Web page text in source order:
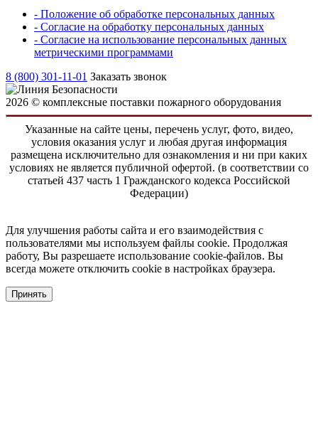
- Положение об обработке персональных данных
- Согласие на обработку персональных данных
- Согласие на использование персональных данных
метрическими программами
8 (800) 301-11-01 Заказать звонок
2026 © комплексные поставки пожарного оборудования
Указанные на сайте цены, перечень услуг, фото, видео,
условия оказания услуг и любая другая информация
размещена исключительно для ознакомления и ни при каких
условиях не является публичной офертой. (в соответствии со
статьей 437 часть 1 Гражданского кодекса Российской
Федерации)
Для улучшения работы сайта и его взаимодействия с
пользователями мы используем файлы cookie. Продолжая
работу, Вы разрешаете использование cookie-файлов. Вы
всегда можете отключить cookie в настройках браузера.
Принять